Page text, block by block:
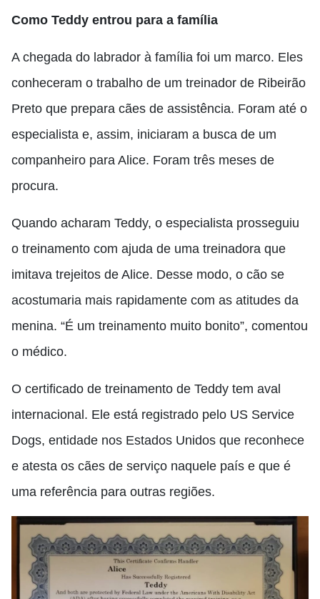
Como Teddy entrou para a família
A chegada do labrador à família foi um marco. Eles
conheceram o trabalho de um treinador de Ribeirão
Preto que prepara cães de assistência. Foram até o
especialista e, assim, iniciaram a busca de um
companheiro para Alice. Foram três meses de
procura.
Quando acharam Teddy, o especialista prosseguiu
o treinamento com ajuda de uma treinadora que
imitava trejeitos de Alice. Desse modo, o cão se
acostumaria mais rapidamente com as atitudes da
menina. “É um treinamento muito bonito”, comentou
o médico.
O certificado de treinamento de Teddy tem aval
internacional. Ele está registrado pelo US Service
Dogs, entidade nos Estados Unidos que reconhece
e atesta os cães de serviço naquele país e que é
uma referência para outras regiões.